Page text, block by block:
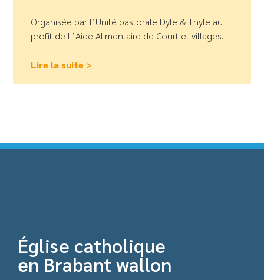
Organisée par l’Unité pastorale Dyle & Thyle au
profit de L’Aide Alimentaire de Court et villages.
Lire la suite >
Église catholique
en Brabant wallon